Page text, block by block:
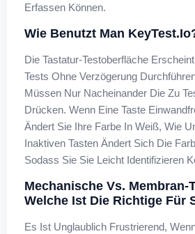
Erfassen Können.
Wie Benutzt Man
Die Tastatur-Testoberfläche
Tests Ohne Verzögerung
Müssen Nur Nacheinander Die Zu
Drücken. Wenn Eine Taste
Ändert Sie Ihre Farbe In Weiß, Wie
Inaktiven Tasten Ändert Sich Die
Sodass Sie Sie Leicht Identifizieren
Mechanische Vs. Membran-
Welche Ist Die Richtige Für
Es Ist Unglaublich Frustrierend,